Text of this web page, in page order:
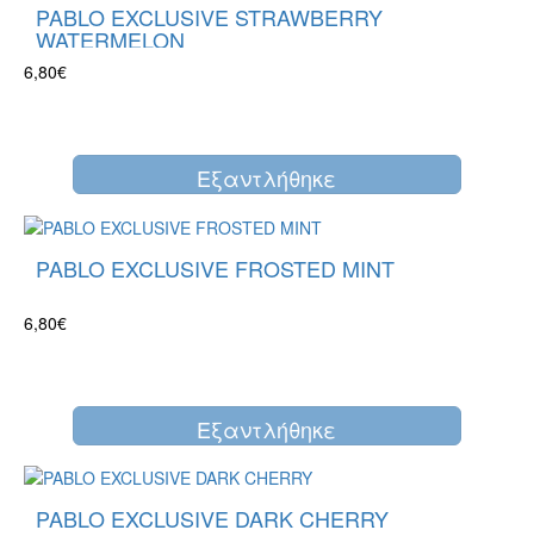
PABLO EXCLUSIVE STRAWBERRY
WATERMELON
6,80€
Eξαντλήθηκε
PABLO EXCLUSIVE FROSTED MINT
6,80€
Eξαντλήθηκε
PABLO EXCLUSIVE DARK CHERRY